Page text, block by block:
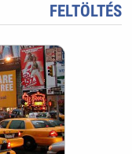
FELTÖLTÉS